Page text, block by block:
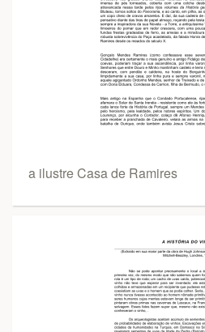
a ilustre Casa de Ramires